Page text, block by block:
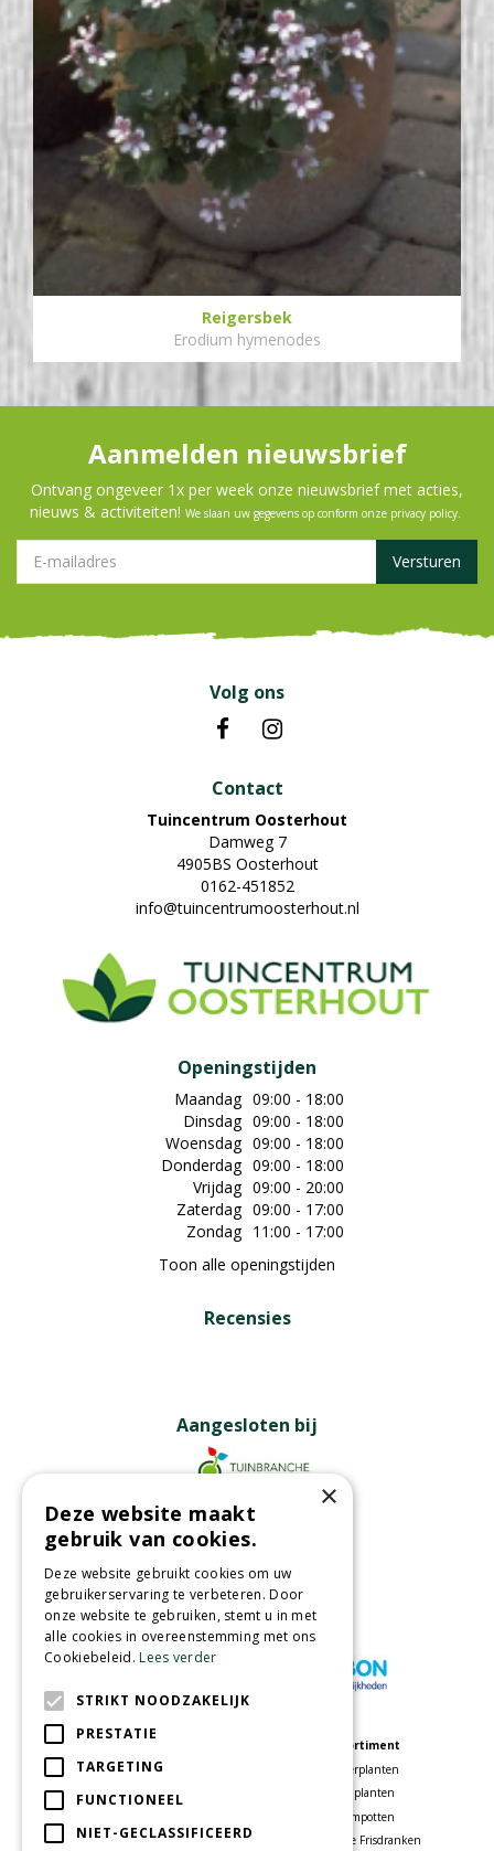
Reigersbek
Erodium hymenodes
Aanmelden nieuwsbrief
Ontvang ongeveer 1x per week onze nieuwsbrief met acties,
nieuws & activiteiten! We slaan uw gegevens op conform onze privacy policy.
Volg ons
Contact
Tuincentrum Oosterhout
Damweg 7
4905BS Oosterhout
0162-451852
info@tuincentrumoosterhout.nl
Openingstijden
Maandag 09:00 - 18:00
Dinsdag 09:00 - 18:00
Woensdag 09:00 - 18:00
Donderdag 09:00 - 18:00
Vrijdag 09:00 - 20:00
Zaterdag 09:00 - 17:00
Zondag 11:00 - 17:00
Toon alle openingstijden
Recensies
Aangesloten bij
Partners
Wij accepteren
Tuincentrum
Speelparadijs
Woonwinkel
Assortiment
Kamerplanten
Tuinplanten
Bloempotten
Voordelige Frisdranken
×
Deze website maakt
gebruik van cookies.
Deze website gebruikt cookies om uw
gebruikerservaring te verbeteren. Door
onze website te gebruiken, stemt u in met
alle cookies in overeenstemming met ons
Cookiebeleid.Lees verder
STRIKT NOODZAKELIJK
PRESTATIE
TARGETING
FUNCTIONEEL
NIET-GECLASSIFICEERD